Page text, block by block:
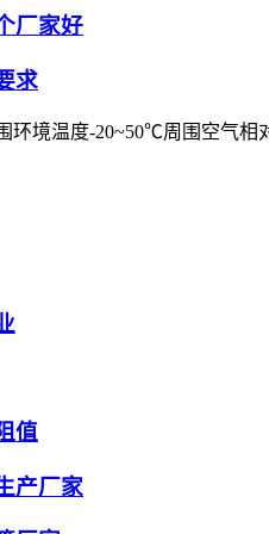
厂家好
求
环境温度-20~50℃周围空气
值
产厂家